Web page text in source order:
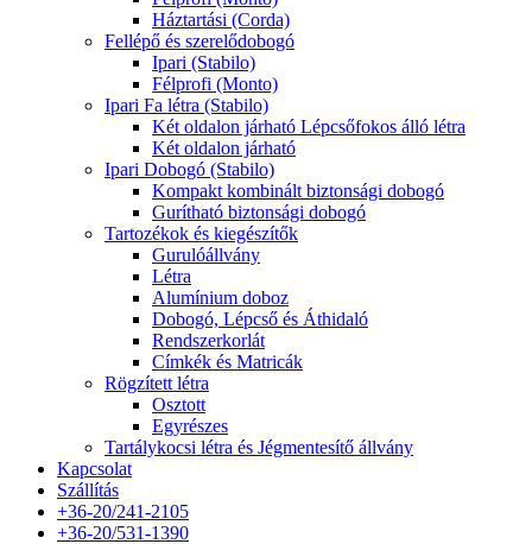
Háztartási (Corda)
Fellépő és szerelődobogó
Ipari (Stabilo)
Félprofi (Monto)
Ipari Fa létra (Stabilo)
Két oldalon járható Lépcsőfokos álló létra
Két oldalon járható
Ipari Dobogó (Stabilo)
Kompakt kombinált biztonsági dobogó
Gurítható biztonsági dobogó
Tartozékok és kiegészítők
Gurulóállvány
Létra
Alumínium doboz
Dobogó, Lépcső és Áthidaló
Rendszerkorlát
Címkék és Matricák
Rögzített létra
Osztott
Egyrészes
Tartálykocsi létra és Jégmentesítő állvány
Kapcsolat
Szállítás
+36-20/241-2105
+36-20/531-1390